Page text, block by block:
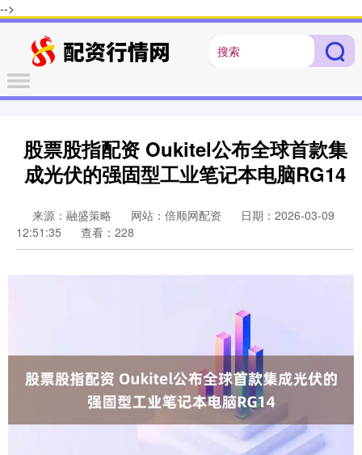
-->
股票股指配资 Oukitel公布全球首款集
成光伏的强固型工业笔记本电脑RG14
来源：融盛策略 网站：倍顺网配资
日期：2026-03-09
12:51:35
查看：228